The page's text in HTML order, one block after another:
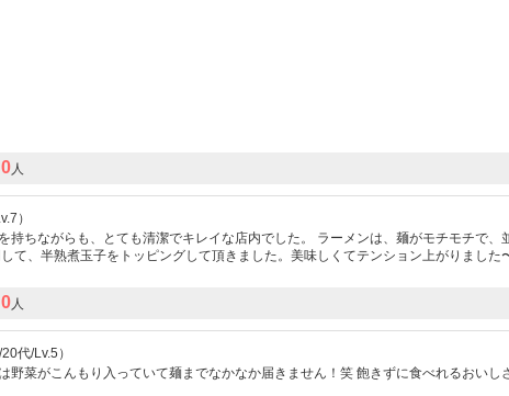
0人
）
持ちながらも、とても清潔でキレイな店内でした。 ラーメンは、麺がモチモチで、
て、半熟煮玉子をトッピングして頂きました。美味しくてテンション上がりました
0人
代/Lv.5）
野菜がこんもり入っていて麺までなかなか届きません！笑 飽きずに食べれるおいし